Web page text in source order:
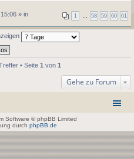
1 58 59 60 61
» in
• Seite 1 von 1
Gehe zu Forum
Software © phpBB Limited
durch phpBB.de